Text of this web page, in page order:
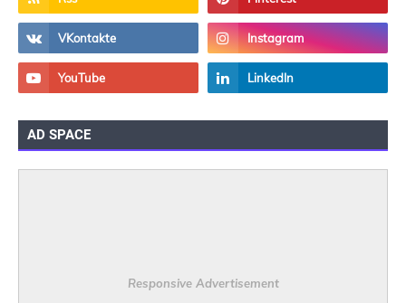
AD SPACE
Responsive Advertisement